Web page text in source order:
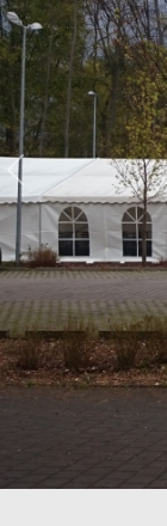
Zurück